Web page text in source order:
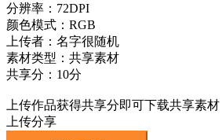
分辨率：72DPI
颜色模式：RGB
上传者：名字很随机
素材类型：共享素材
共享分：10分
上传作品获得共享分即可下载共享素材
上传分享